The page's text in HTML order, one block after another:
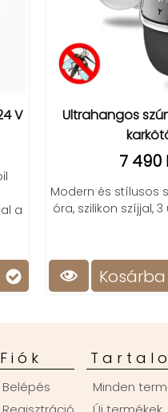
Ultrahangos
karkötő
7 490 Ft
Modern és stílusos
óra, szilikon szíjjal, 3
Kosárba
Fiók
Belépés
Minden